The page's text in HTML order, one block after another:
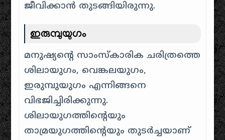
ജീവിക്കാൻ തുടങ്ങിയിരുന്നു.
ഇരുമ്പുയുഗം
മനുഷ്യന്റെ സാംസ്കാരിക ചരിത്രത്തെ
ശിലായുഗം, വെങ്കലയുഗം,
ഇരുമ്പുയുഗം എന്നിങ്ങനെ
വിഭജിച്ചിരിക്കുന്നു.
ശിലായുഗത്തിന്റെയും
താമ്രയുഗത്തിന്റെയും തുടർച്ചയാണ്